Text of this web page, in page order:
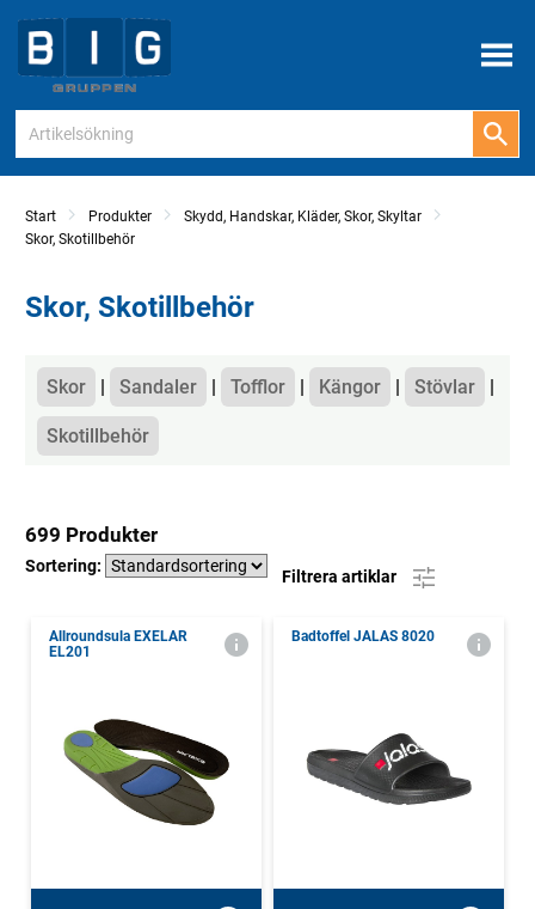
Meny
Start Produkter
Skydd, Handskar, Kläder, Skor, Skyltar
Skor, Skotillbehör
Skor, Skotillbehör
Kategorier
Skor Sandaler Tofflor Kängor Stövlar
Skotillbehör
699 Produkter
Sortering:
Filtrera artiklar
Allroundsula EXELAR
EL201
Badtoffel JALAS 8020